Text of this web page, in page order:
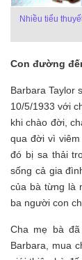
Nhiều tiểu
Con đường
Barbara Taylor
10/5/1933 với
khi chào đời,
qua đời vì
đó bị sa thải
sống cả gia
của bà từng là
ba người con
Cha mẹ bà
Barbara, mua